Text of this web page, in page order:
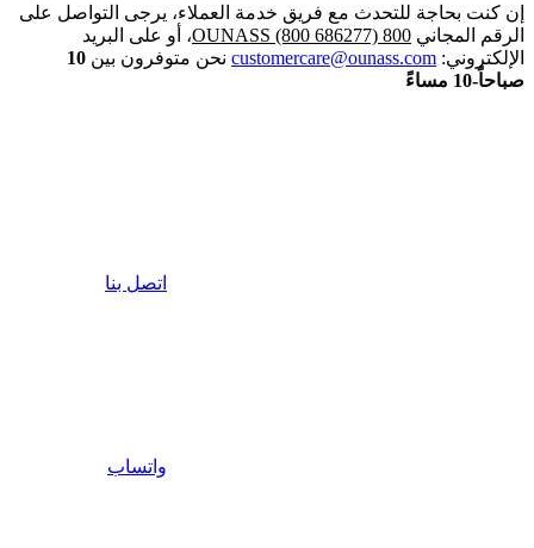
إن كنت بحاجة للتحدث مع فريق خدمة العملاء، يرجى التواصل على
الرقم المجاني 800 OUNASS (800 686277)
، أو على البريد
الإلكتروني: customercare@ounass.com نحن متوفرون بين 10
صباحاً-10 مساءً
اتصل بنا
واتساب